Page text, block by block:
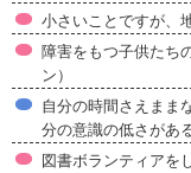
小さいことですが、
障害をもつ子供たち
ン）
自分の時間さえまま
分の意識の低さがあ
図書ボランティアを